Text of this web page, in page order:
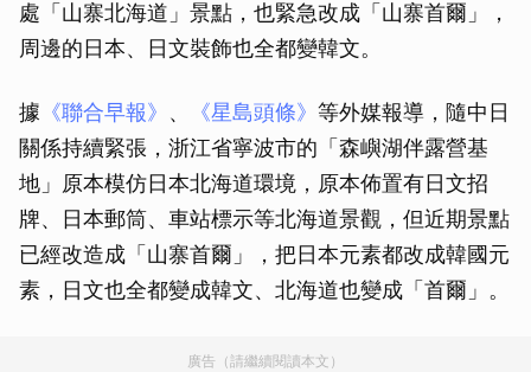
處「山寨北海道」景點，也緊急改成「山寨首爾」，
周邊的日本、日文裝飾也全都變韓文。
據 《聯合早報》 、 《星島頭條》 等外媒報導，隨中日
關係持續緊張，浙江省寧波市的「森嶼湖伴露營基
地」原本模仿日本北海道環境，原本佈置有日文招
牌、日本郵筒、車站標示等北海道景觀，但近期景點
已經改造成「山寨首爾」，把日本元素都改成韓國元
素，日文也全都變成韓文、北海道也變成「首爾」。
廣告（請繼續閱讀本文）